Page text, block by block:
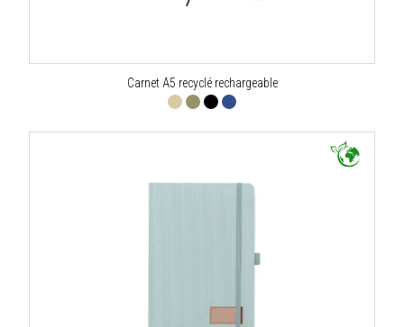
Carnet A5 recyclé rechargeable